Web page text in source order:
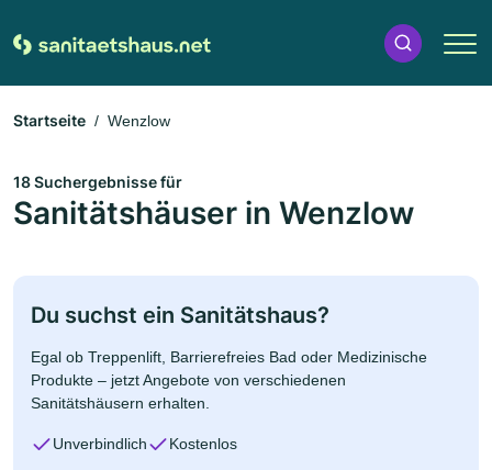
Startseite Wenzlow
18 Suchergebnisse für
Sanitätshäuser in Wenzlow
Du suchst ein Sanitätshaus?
Egal ob Treppenlift, Barrierefreies Bad oder Medizinische
Produkte – jetzt Angebote von verschiedenen
Sanitätshäusern erhalten.
Unverbindlich Kostenlos